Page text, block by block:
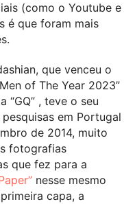
(como o Youtube e
é que foram mais
que venceu o
of The Year 2023”
“GQ” , teve o seu
em Portugal
de 2014, muito
fotografias
que fez para a
nesse mesmo
capa, a